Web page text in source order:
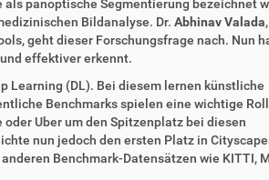
panoptische Segmentierung bezeichnet
Bildanalyse. Dr. Abhinav Valada
geht dieser Forschungsfrage nach. Nun
effektiver erkennt.
Learning (DL). Bei diesem lernen künstliche
Benchmarks spielen eine wichtige
Uber um den Spitzenplatz bei diesen
nun jedoch den ersten Platz in
Benchmark-Datensätzen wie KITTI,